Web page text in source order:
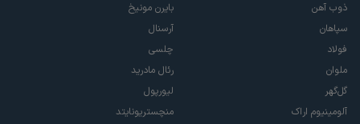
ذوب آهن
سپاهان
فولاد
ملوان
گل‌گهر
آلومینیوم اراک
بایرن مونیخ
آرسنال
چلسی
رئال مادرید
لیورپول
منچستریونایتد